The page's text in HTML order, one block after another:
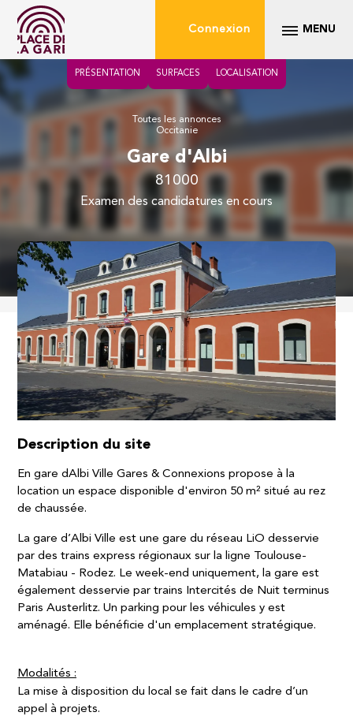
MENU
Connexion
Gare d'Albi
81000
examen des candidatures en cours
Toutes les annonces
Occitanie
PRÉSENTATION SURFACES LOCALISATION
Description du site
En gare dAlbi Ville Gares & Connexions propose à la
location un espace disponible d'environ 50 m² situé au rez
de chaussée.
La gare d’Albi Ville est une gare du réseau LiO desservie
par des trains express régionaux sur la ligne Toulouse-
Matabiau - Rodez. Le week-end uniquement, la gare est
également desservie par trains Intercités de Nuit terminus
Paris Austerlitz. Un parking pour les véhicules y est
aménagé. Elle bénéficie d'un emplacement stratégique.
Modalités :​
La mise à disposition du local se fait dans le cadre d’un
appel à projets. ​